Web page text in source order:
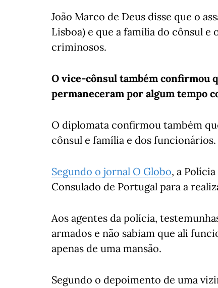
João Marco de Deus disse que o
Lisboa) e que a família do cônsul
criminosos.
O vice-cônsul também confirmou
permaneceram por algum tempo
O diplomata confirmou também
cônsul e família e dos funcionários.
Segundo o jornal O Globo, a
Consulado de Portugal para a
Aos agentes da polícia,
armados e não sabiam que ali
apenas de uma mansão.
Segundo o depoimento de uma